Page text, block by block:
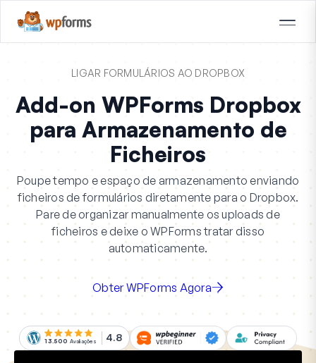
LIGAR FORMULÁRIOS AO DROPBOX
Add-on WPForms Dropbox
para Armazenamento de
Ficheiros
Poupe tempo e espaço de armazenamento enviando
ficheiros de formulários diretamente para o Dropbox.
Pare de organizar manualmente os uploads de
ficheiros e deixe o WPForms tratar disso
automaticamente.
Obter WPForms Agora
13.500 Avaliações 4.8